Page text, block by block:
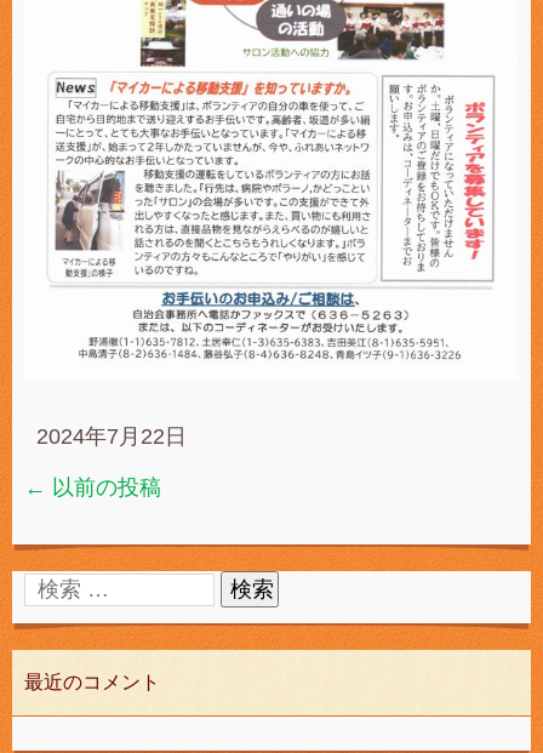
2024年7月22日
← 以前の投稿
最近のコメント